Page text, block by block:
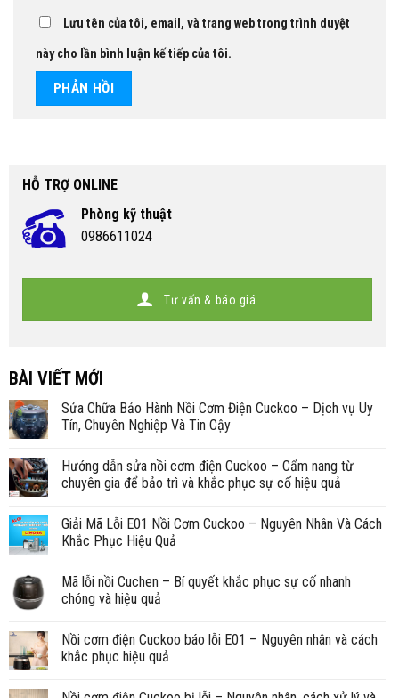
Lưu tên của tôi, email, và trang web trong trình duyệt
này cho lần bình luận kế tiếp của tôi.
HỖ TRỢ ONLINE
Phòng kỹ thuật
0986611024
Tư vấn & báo giá
BÀI VIẾT MỚI
Sửa Chữa Bảo Hành Nồi Cơm Điện Cuckoo – Dịch vụ Uy
Tín, Chuyên Nghiệp Và Tin Cậy
Hướng dẫn sửa nồi cơm điện Cuckoo – Cẩm nang từ
chuyên gia để bảo trì và khắc phục sự cố hiệu quả
Giải Mã Lỗi E01 Nồi Cơm Cuckoo – Nguyên Nhân Và Cách
Khắc Phục Hiệu Quả
Mã lỗi nồi Cuchen – Bí quyết khắc phục sự cố nhanh
chóng và hiệu quả
Nồi cơm điện Cuckoo báo lỗi E01 – Nguyên nhân và cách
khắc phục hiệu quả